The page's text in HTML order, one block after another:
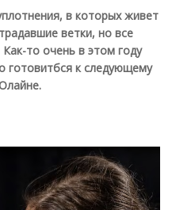
в которых живет
ветки, но все
то очень в этом году
готовитбся к следующему